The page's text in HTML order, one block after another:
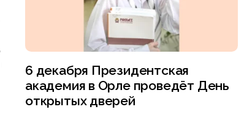
6 декабря Президентская
академия в Орле проведёт День
открытых дверей